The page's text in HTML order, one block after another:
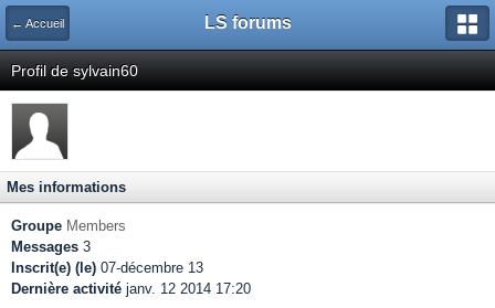
← Accueil LS forums
Profil de sylvain60
Mes informations
Groupe Members
Messages 3
Inscrit(e) (le) 07-décembre 13
Dernière activité janv. 12 2014 17:20